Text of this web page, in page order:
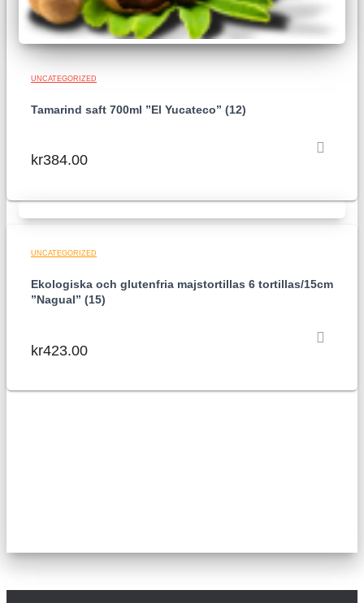
UNCATEGORIZED
Tamarind saft 700ml ”El Yucateco” (12)
kr384.00
UNCATEGORIZED
Ekologiska och glutenfria majstortillas 6 tortillas/15cm
”Nagual” (15)
kr423.00